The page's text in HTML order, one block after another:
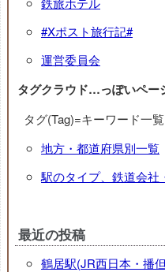
#Xポスト旅行記#
運営委員会
タグクラウド…っぽいペー
タグ(Tag)=キーワード一覧
地方・都道府県別一覧
駅のタイプ、鉄道会社
最近の投稿
鶴居駅(JR西日本・播